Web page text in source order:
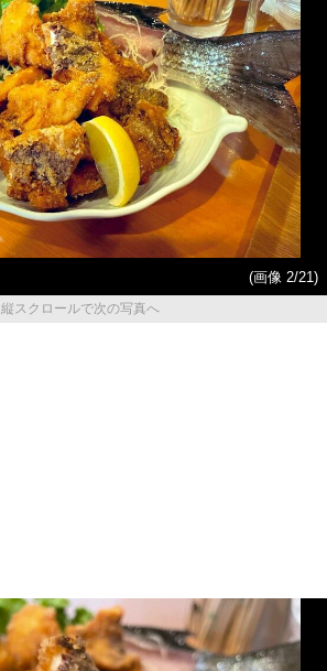
(画像 2/21)
縦スクロールで次の写真へ